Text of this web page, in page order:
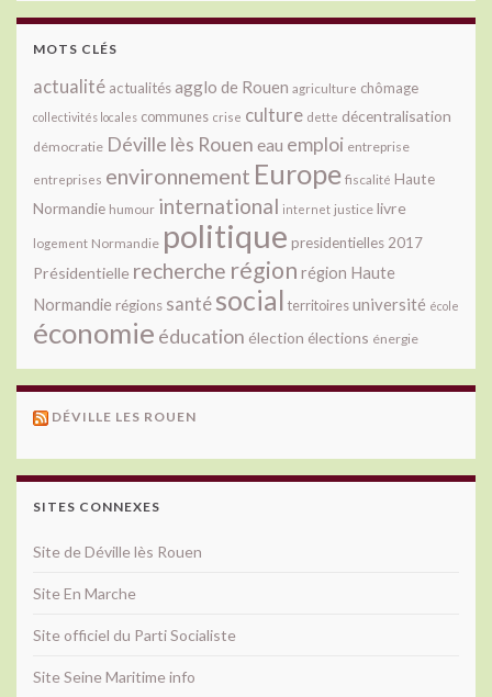
MOTS CLÉS
actualité actualitésagglo de Rouen agriculture chômage
collectivités locales communes crise culture dette décentralisation
démocratie Déville lès Rouen eau emploi entreprise
entreprises environnement Europe fiscalité Haute
Normandie humour international internet justice livre
logement Normandie politique presidentielles 2017
Présidentielle recherche région région Haute
Normandie régions santésocial territoiresuniversité école
économie éducation élection élections énergie
DÉVILLE LES ROUEN
SITES CONNEXES
Site de Déville lès Rouen
Site En Marche
Site officiel du Parti Socialiste
Site Seine Maritime info